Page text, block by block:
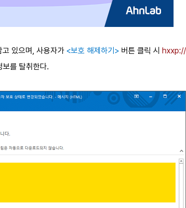
있으며, 사용자가 <보호 해제하기> 버튼 클릭 시
보를 탈취한다.